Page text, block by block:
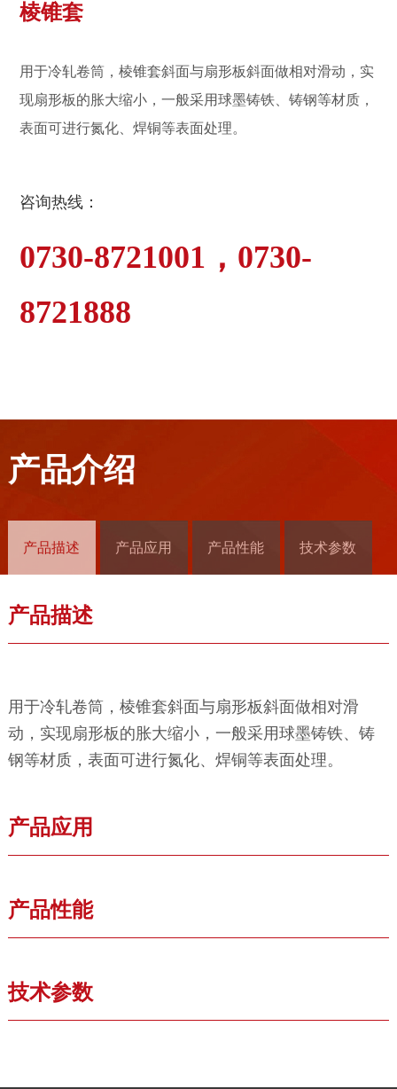
棱锥套
用于冷轧卷筒，棱锥套斜面与扇形板斜面做相对滑动，实
现扇形板的胀大缩小，一般采用球墨铸铁、铸钢等材质，
表面可进行氮化、焊铜等表面处理。
咨询热线：
0730-8721001，0730-
8721888
产品介绍
产品描述 产品应用 产品性能 技术参数
产品描述
用于冷轧卷筒，棱锥套斜面与扇形板斜面做相对滑
动，实现扇形板的胀大缩小，一般采用球墨铸铁、铸
钢等材质，表面可进行氮化、焊铜等表面处理。
产品应用
产品性能
技术参数